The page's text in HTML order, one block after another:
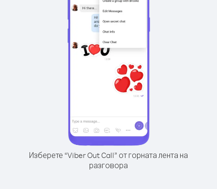
Изберете “Viber Out Call” от горната лента на
разговора